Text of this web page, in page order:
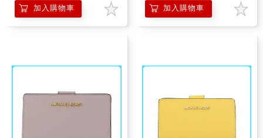
加入購物車 加入購物車